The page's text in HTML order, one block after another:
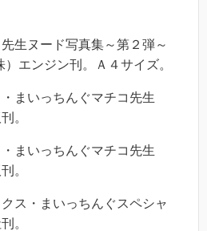
生ヌード写真集～第２弾～
）エンジン刊。Ａ４サイズ。
まいっちんぐマチコ先生
。
まいっちんぐマチコ先生
。
ス・まいっちんぐスペシャ
。